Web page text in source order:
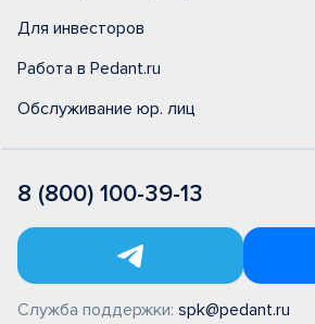
Для инвесторов
Работа в Pedant.ru
Обслуживание юр. лиц
8 (800) 100-39-13
Служба поддержки: spk@pedant.ru